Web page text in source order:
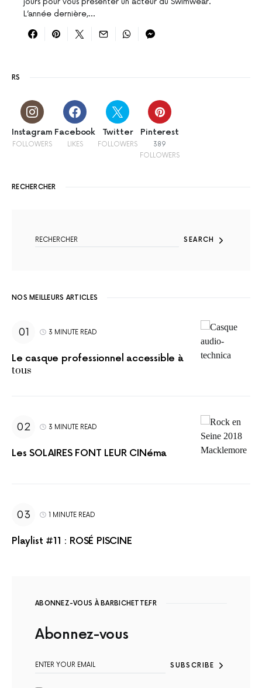
L’année dernière,…
RS
Instagram
FOLLOWERS
Facebook
LIKES
Twitter
FOLLOWERS
Pinterest
389
FOLLOWERS
RECHERCHER
SEARCH
NOS MEILLEURS ARTICLES
3 MINUTE READ
Le casque professionnel accessible à
tous
3 MINUTE READ
Les SOLAIRES FONT LEUR CINéma
1 MINUTE READ
Playlist #11 : ROSÉ PISCINE
ABONNEZ-VOUS À BARBICHETTE.FR
Abonnez-vous
SUBSCRIBE